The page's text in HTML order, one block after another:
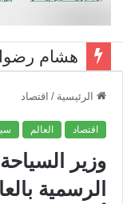
الرئيسية / اقتصاد
اقتصاد العالم
وزير
الرسمية